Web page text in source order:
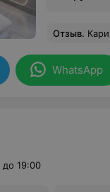
Отзыв. Карина-
WhatsApp
до 19:00